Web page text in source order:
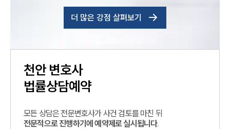
더 많은 강점 살펴보기
천안변호사
법률상담예약
모든 상담은 전문변호사가 사건 검토를 마친 뒤
전문적으로 진행하기에 예약제로 실시됩니다.